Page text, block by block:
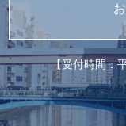
【受付時間：